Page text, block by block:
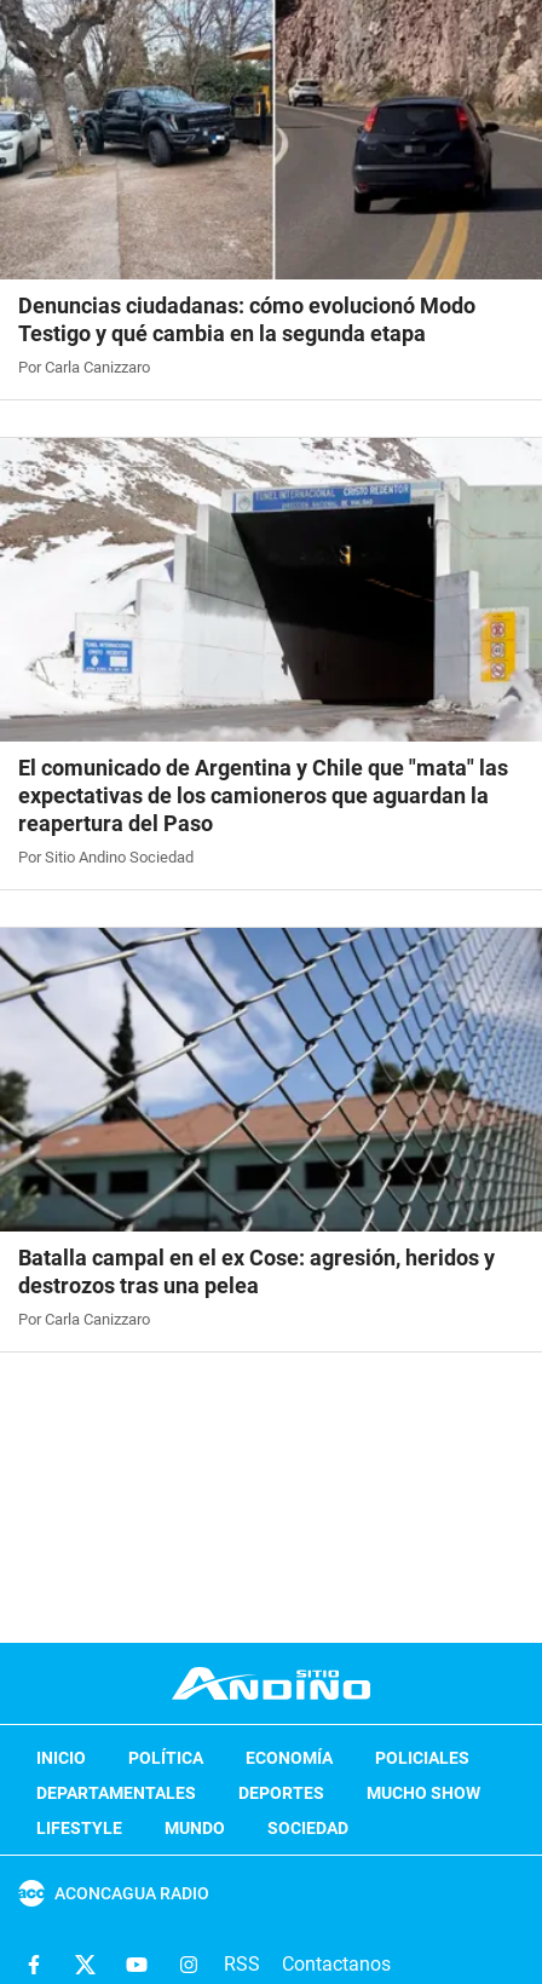
Denuncias ciudadanas: cómo evolucionó Modo
Testigo y qué cambia en la segunda etapa
Por Carla Canizzaro
El comunicado de Argentina y Chile que "mata" las
expectativas de los camioneros que aguardan la
reapertura del Paso
Por Sitio Andino Sociedad
Batalla campal en el ex Cose: agresión, heridos y
destrozos tras una pelea
Por Carla Canizzaro
INICIO POLÍTICA ECONOMÍA
POLICIALES
DEPARTAMENTALES
DEPORTES
MUCHO SHOW
LIFESTYLE
MUNDO SOCIEDAD
ACONCAGUA RADIO
RSS Contactanos